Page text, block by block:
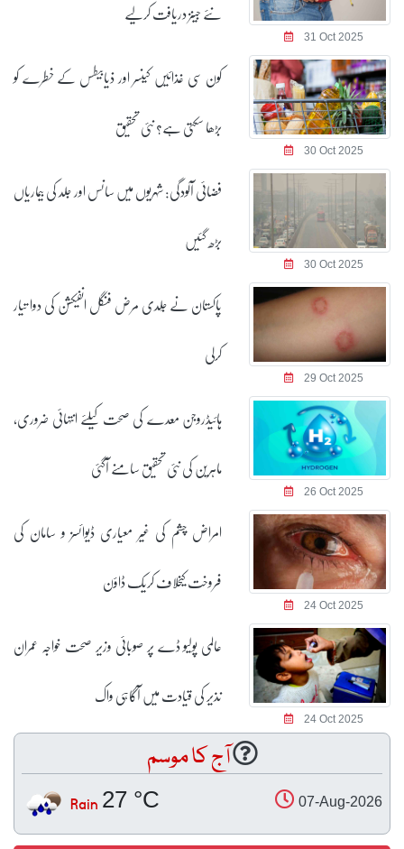
31 Oct 2025
نئے جینز دریافت کرلیے
30 Oct 2025
کون سی غذائیں کینسر اور ذیابیطس کے خطرے کو
بڑھا سکتی ہے؟ نئی تحقیق
30 Oct 2025
فضائی آلودگی: شہریوں میں سانس اور جلد کی بیماریاں
بڑھ گئیں
29 Oct 2025
پاکستان نے جِلدی مرض فنگل انفیکشن کی دوا تیار
کرلی
26 Oct 2025
ہائیڈروجن معدے کی صحت کیلئے انتہائی ضروری،
ماہرین کی نئی تحقیق سامنے آگئی
24 Oct 2025
امراض چشم کی غیر معیاری ڈیوائسز و سامان کی
فروخت کیخلاف کریک ڈاؤن
24 Oct 2025
عالمی پولیو ڈے پر صوبائی وزیر صحت خواجہ عمران
نذیر کی قیادت میں آگاہی واک
آج کا موسم
07-Aug-2026
27 °C
Rain